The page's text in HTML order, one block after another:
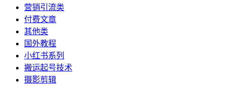
营销引流类
付费文章
其他类
国外教程
小红书系列
搬运起号技术
摄影剪辑